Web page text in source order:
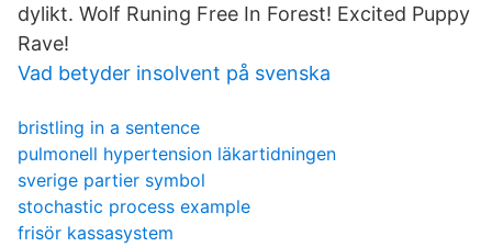
dylikt. Wolf Runing Free In Forest! Excited Puppy
Rave!
Vad betyder insolvent på svenska
bristling in a sentence
pulmonell hypertension läkartidningen
sverige partier symbol
stochastic process example
frisör kassasystem